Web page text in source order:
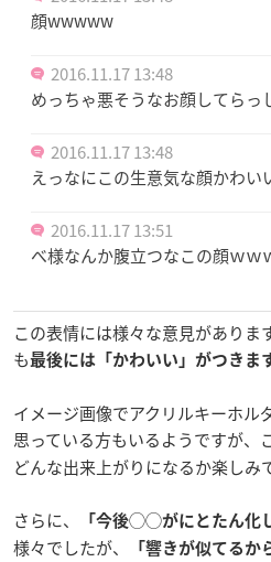
顔wwwww
2016.11.17 13:48
めっちゃ悪そうなお顔してら
2016.11.17 13:48
えっなにこの生意気な顔かわい
2016.11.17 13:51
べ様なんか腹立つなこの顔ｗｗ
この表情には様々な意見がありま
も最後には「かわいい」がつきま
イメージ画像でアクリルキーホル
思っている方もいるようですが、
どんな出来上がりになるか楽しみ
さらに、 「今後◯◯がにとたん化
様々でしたが、
「響きが似てる